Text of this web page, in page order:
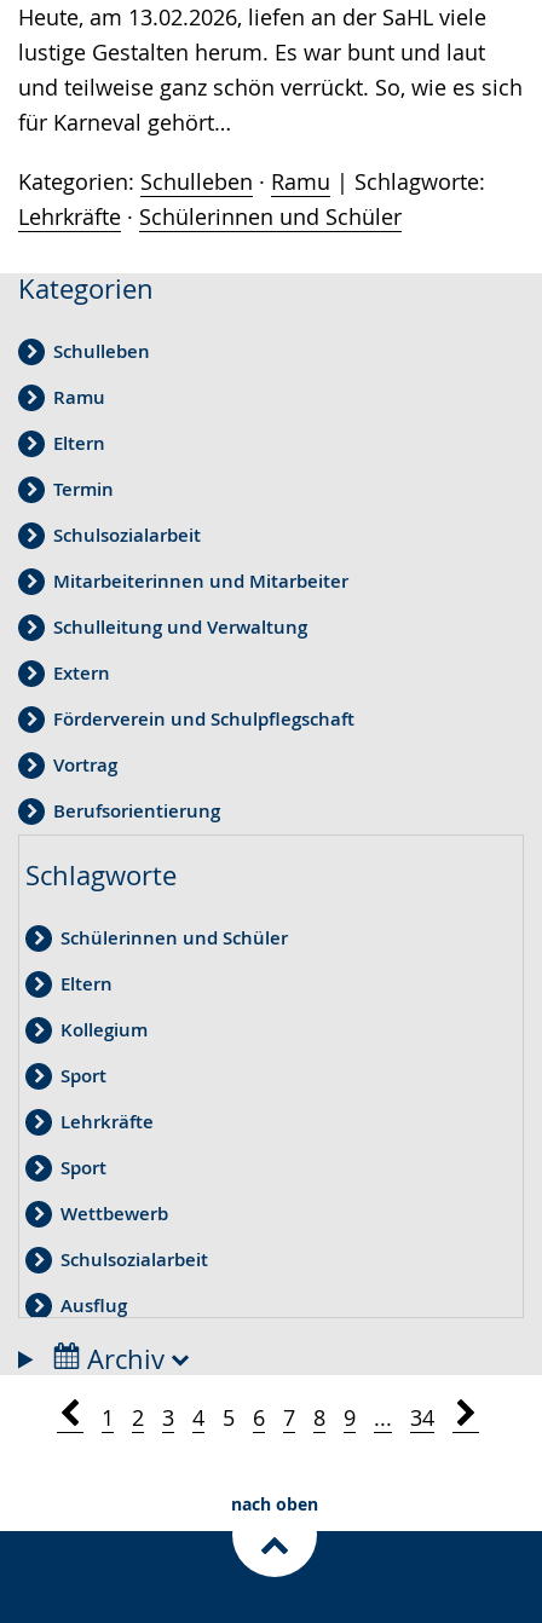
Heute, am 13.02.2026, liefen an der SaHL viele
lustige Gestalten herum. Es war bunt und laut
und teilweise ganz schön verrückt. So, wie es sich
für Karneval gehört…
Kategorien: Schulleben · Ramu
Schlagworte:
Lehrkräfte · Schülerinnen und Schüler
Kategorien
Schulleben
Ramu
Eltern
Termin
Schulsozialarbeit
Mitarbeiterinnen und Mitarbeiter
Schulleitung und Verwaltung
Extern
Förderverein und Schulpflegschaft
Vortrag
Berufsorientierung
Schlagworte
Schülerinnen und Schüler
Eltern
Kollegium
Sport
Lehrkräfte
Sport
Wettbewerb
Schulsozialarbeit
Ausflug
Therapie
Projekt
Spende
Archiv
1 2 3 4 5 6 7 8 9 ... 34
nach oben